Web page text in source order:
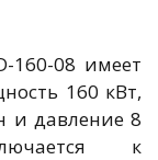
160-08 имеет
160 кВт,
и давление 8
к